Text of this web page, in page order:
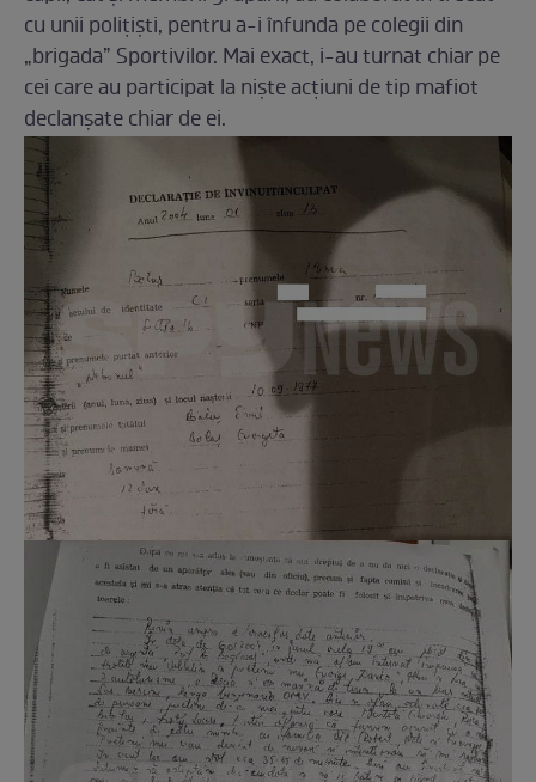
cu unii polițiști, pentru a-i înfunda pe colegii din
„brigada” Sportivilor. Mai exact, i-au turnat chiar pe
cei care au participat la niște acțiuni de tip mafiot
declanșate chiar de ei.